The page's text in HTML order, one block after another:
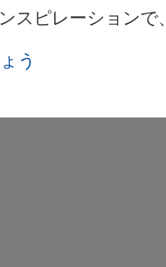
スピレーション
う